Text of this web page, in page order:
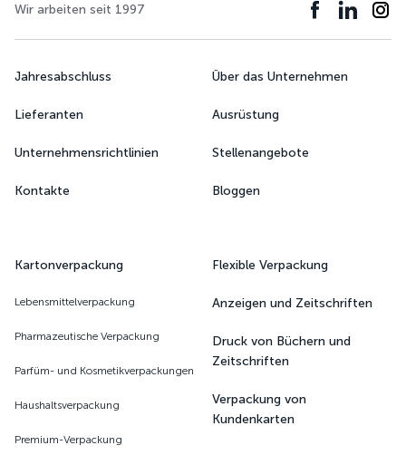
Wir arbeiten seit 1997
Jahresabschluss
Lieferanten
Unternehmensrichtlinien
Kontakte
Über das Unternehmen
Ausrüstung
Stellenangebote
Bloggen
Kartonverpackung
Lebensmittelverpackung
Pharmazeutische Verpackung
Parfüm- und Kosmetikverpackungen
Haushaltsverpackung
Premium-Verpackung
Flexible Verpackung
Anzeigen und Zeitschriften
Druck von Büchern und
Zeitschriften
Verpackung von
Kundenkarten